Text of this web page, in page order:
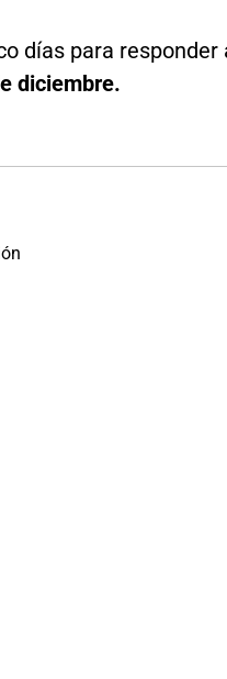
días para responder
diciembre.